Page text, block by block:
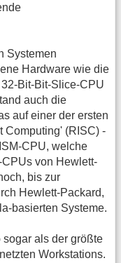
Systemen
Hardware wie die
Bit-Bit-Slice-CPU
auch die
auf einer der ersten
Computing' (RISC) -
CPU, welche
von Hewlett-
bis zur
Hewlett-Packard,
basierten Systeme.
als der größte
Workstations.